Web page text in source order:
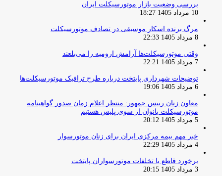
بررسی وضعیت بازار موتورسیکلت ایران
10 مرداد 1405 18:27
مرگ برنده اسکار موسیقی در تصادف موتورسیکلت
8 مرداد 1405 22:33
وقتی موتورسیکلت‌ها آرامش ارومیه را می‌بلعند
7 مرداد 1405 22:21
توضیحات شهرداری پایتخت درباره طرح ترافیک موتورسیکلت‌ها
6 مرداد 1405 19:06
معاون زنان رییس جمهور: منتظر اعلام زمان صدور گواهینامه
موتورسیکلت بانوان از سوی پلیس هستیم
5 مرداد 1405 20:12
خبر مهم بیمه مرکزی ایران برای زنان موتورسوار
4 مرداد 1405 22:29
برخورد قاطع با تخلفات موتورسواران پایتخت
3 مرداد 1405 20:15